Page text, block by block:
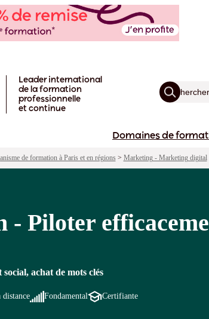
Leader international
de la formation
professionnelle
et continue
Domaines de
de formation à Paris et en régions> Marketing - Marketing digital
- Piloter
achat de mots clés
distance Fondamental Certifiante
efficacement sa stratégie de
Objectifs Pédagogie Points forts